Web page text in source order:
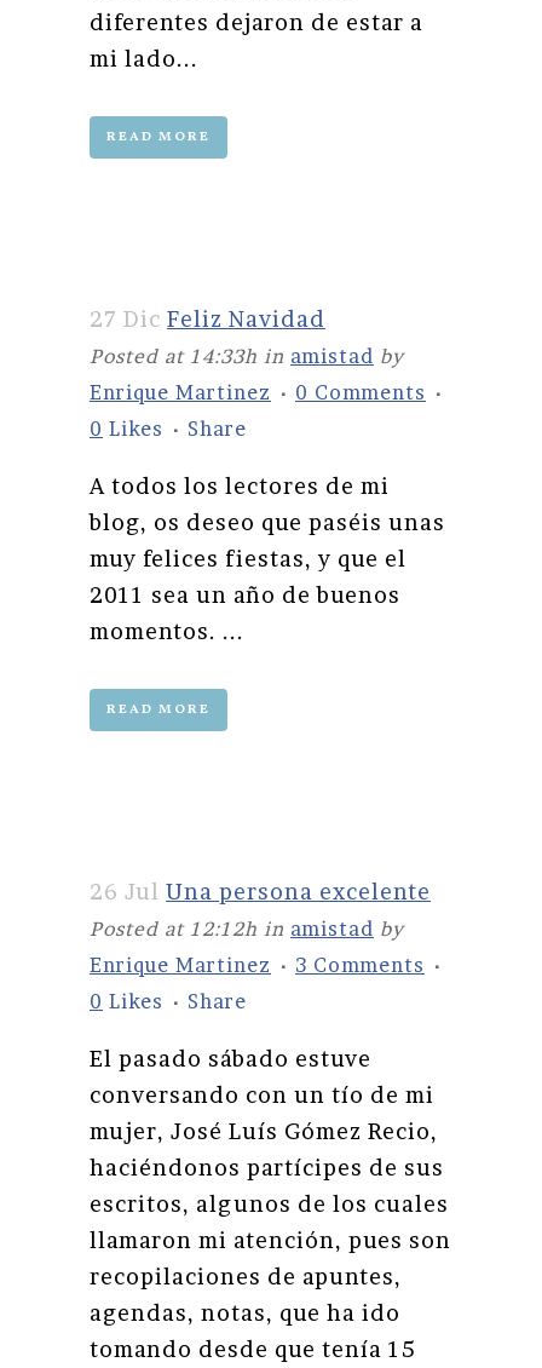
diferentes dejaron de estar a
mi lado...
READ MORE
27 Dic Feliz Navidad
Posted at 14:33h in amistad by
Enrique Martinez
0 Comments
0 Likes Share
A todos los lectores de mi
blog, os deseo que paséis unas
muy felices fiestas, y que el
2011 sea un año de buenos
momentos. ...
READ MORE
26 Jul Una persona excelente
Posted at 12:12h in amistad by
Enrique Martinez
3 Comments
0 Likes Share
El pasado sábado estuve
conversando con un tío de mi
mujer, José Luís Gómez Recio,
haciéndonos partícipes de sus
escritos, algunos de los cuales
llamaron mi atención, pues son
recopilaciones de apuntes,
agendas, notas, que ha ido
tomando desde que tenía 15